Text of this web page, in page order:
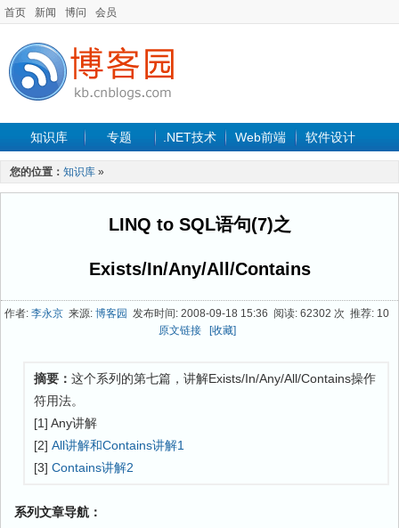
首页 新闻 博问 会员
知识库 专题 .NET技术 Web前端 软件设计
手机开发
最新文章
您的位置： 知识库 »
LINQ to SQL语句(7)之
Exists/In/Any/All/Contains
作者: 李永京 来源: 博客园 发布时间: 2008-09-18 15:36 阅读: 62302 次 推荐: 10
原文链接
[收藏]
摘要： 这个系列的第七篇，讲解Exists/In/Any/All/Contains操作
符用法。
[1] Any讲解
[2] All讲解和Contains讲解1
[3] Contains讲解2
系列文章导航：